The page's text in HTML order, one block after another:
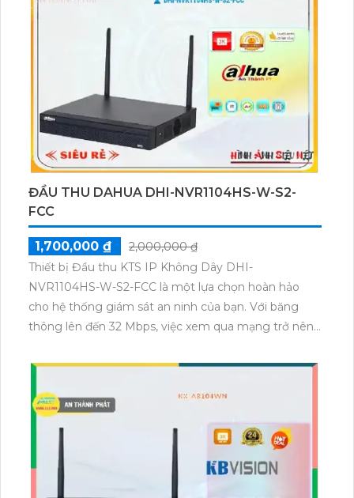
H.264+/H.264, đảm bảo không gian lưu trữ tối ưu và
chất lượng hình ảnh sắc nét. Đồng thời, DHI-
NVR1108HS-W-S2-FCC cũng có khả năng xem từ xa
thông qua ứng dụng di động cho phép người dùng
kiểm soát và giám sát tình trạng an ninh mọi lúc mọi
nơi.
ĐẦU THU DAHUA DHI-NVR1104HS-W-S2-
FCC
1,700,000 ₫
2,000,000 ₫
Thiết bị Đầu thu KTS IP Không Dây DHI-
NVR1104HS-W-S2-FCC là một lựa chọn hoàn hảo
cho hệ thống giám sát an ninh của bạn. Với băng
thông lên đến 32 Mbps, việc xem qua mạng trở nên
đoạn video với chất lượng cao, kể cả trong điều kiện
ngày và đêm. Ngoài ra, thiết bị còn hỗ trợ truyền tải
nhanh hơn 6.0 MP, sử dụng các chuẩn nén
H.265+/H.265/H.264+/H.264 và đáp ứng tiêu chuẩn
ONVIF.